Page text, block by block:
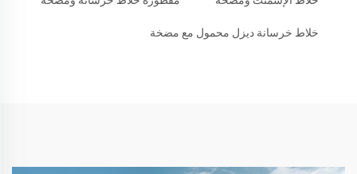
خلاط خرسانة ديزل محمول مع مضخة